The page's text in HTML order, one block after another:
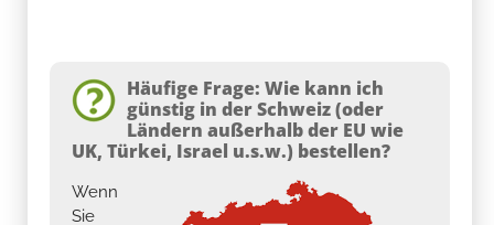
Häufige Frage: Wie kann ich
günstig in der Schweiz (oder
Ländern außerhalb der EU wie
UK, Türkei, Israel u.s.w.) bestellen?
Wenn
Sie